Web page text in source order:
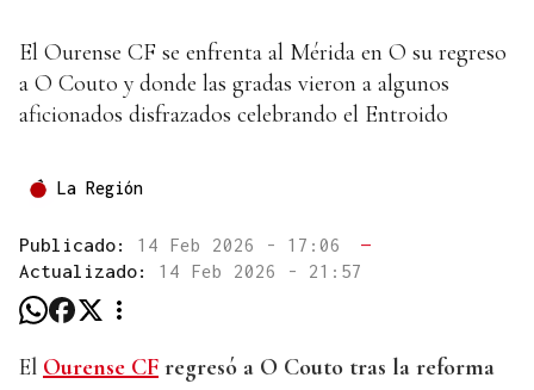
El Ourense CF se enfrenta al Mérida en O su regreso
a O Couto y donde las gradas vieron a algunos
aficionados disfrazados celebrando el Entroido
La Región
Publicado: 14 Feb 2026 - 17:06
—
Actualizado: 14 Feb 2026 - 21:57
El Ourense CF regresó a O Couto tras la reforma